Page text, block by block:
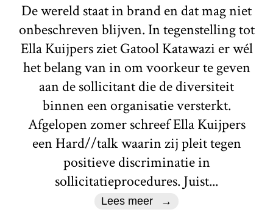
De wereld staat in brand en dat mag niet
onbeschreven blijven. In tegenstelling tot
Ella Kuijpers ziet Gatool Katawazi er wél
het belang van in om voorkeur te geven
aan de sollicitant die de diversiteit
binnen een organisatie versterkt.
Afgelopen zomer schreef Ella Kuijpers
een Hard//talk waarin zij pleit tegen
positieve discriminatie in
sollicitatieprocedures. Juist...
Lees meer